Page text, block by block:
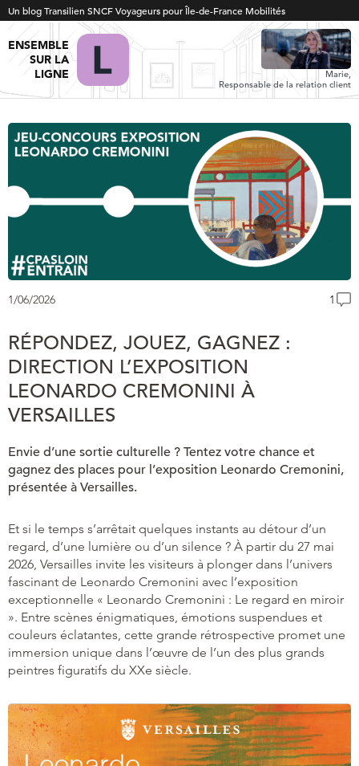
Un blog Transilien SNCF Voyageurs pour Île-de-France Mobilités
ENSEMBLE
SUR LA
LIGNE
Marie,
Responsable de la relation client
1/06/2026 1
RÉPONDEZ, JOUEZ, GAGNEZ :
DIRECTION L’EXPOSITION
LEONARDO CREMONINI À
VERSAILLES
Envie d’une sortie culturelle ? Tentez votre chance et
gagnez des places pour l’exposition Leonardo Cremonini,
présentée à Versailles.
Et si le temps s’arrêtait quelques instants au détour d’un
regard, d’une lumière ou d’un silence ? À partir du 27 mai
2026, Versailles invite les visiteurs à plonger dans l’univers
fascinant de Leonardo Cremonini avec l’exposition
exceptionnelle « Leonardo Cremonini : Le regard en miroir
». Entre scènes énigmatiques, émotions suspendues et
couleurs éclatantes, cette grande rétrospective promet une
immersion unique dans l’œuvre de l’un des plus grands
peintres figuratifs du XXe siècle.